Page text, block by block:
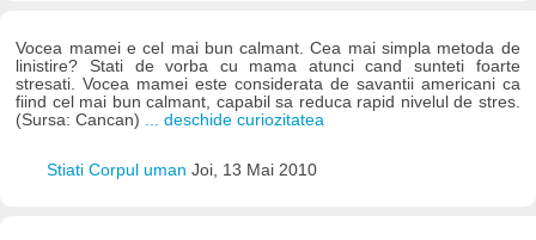
Vocea mamei e cel mai bun calmant. Cea mai simpla metoda de
linistire? Stati de vorba cu mama atunci cand sunteti foarte
stresati. Vocea mamei este considerata de savantii americani ca
fiind cel mai bun calmant, capabil sa reduca rapid nivelul de stres.
(Sursa: Cancan) ... deschide curiozitatea
Stiati Corpul uman Joi, 13 Mai 2010